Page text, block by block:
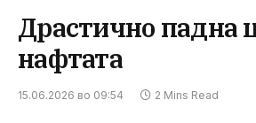
Драстично падна
нафтата
15.06.2026 во 09:54 2 Mins Read